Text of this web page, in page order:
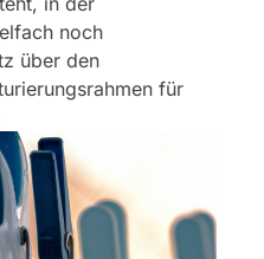
noch
über den
für